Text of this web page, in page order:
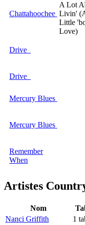
Chattahoochee
A Lot
Livin'
Little
Love)
Drive
Drive
Mercury Blues
Mercury Blues
Remember
When
Artistes
Nom
Nanci Griffith
1